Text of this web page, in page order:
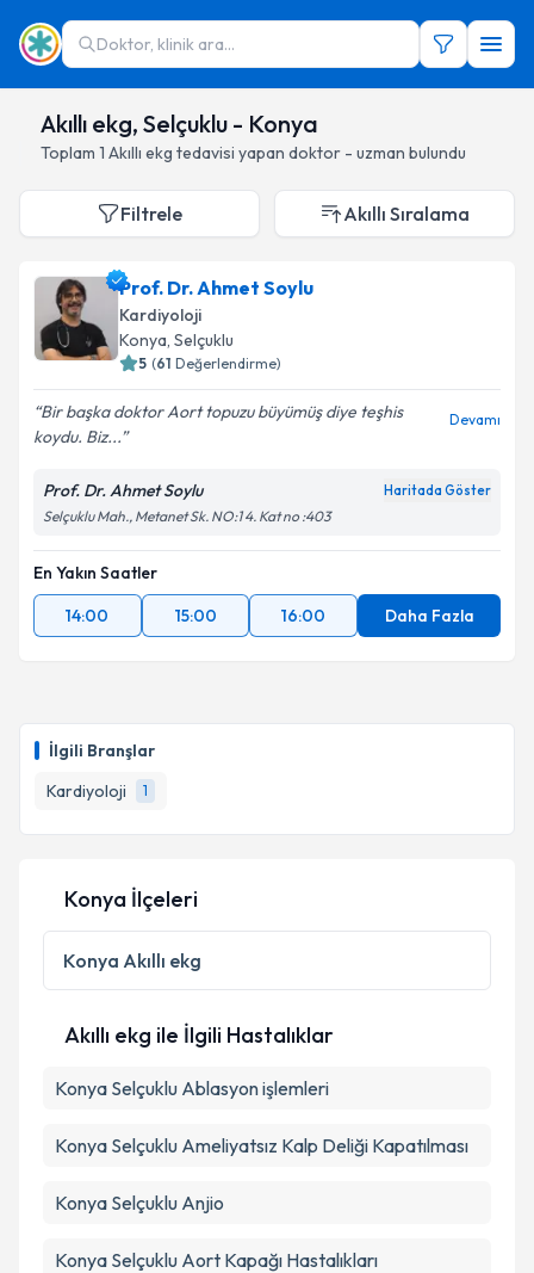
Doktor, klinik ara...
Akıllı ekg, Selçuklu - Konya
Toplam 1 Akıllı ekg tedavisi yapan doktor - uzman bulundu
İlgili Branşlar
Kardiyoloji
1
Filtrele Akıllı Sıralama
Prof. Dr. Ahmet Soylu
Kardiyoloji
Konya, Selçuklu
5 (61 Değerlendirme)
Bir başka doktor Aort topuzu büyümüş diye teşhis
koydu. Biz...
Devamı
Prof. Dr. Ahmet Soylu Haritada Göster
Selçuklu Mah., Metanet Sk. NO:1 4. Kat no :403
En Yakın Saatler
14:00
15:00 16:00 Daha Fazla
Konya İlçeleri
Konya Akıllı ekg
Akıllı ekg ile İlgili Hastalıklar
Konya Selçuklu Ablasyon işlemleri
Konya Selçuklu Ameliyatsız Kalp Deliği Kapatılması
Konya Selçuklu Anjio
Konya Selçuklu Aort Kapağı Hastalıkları